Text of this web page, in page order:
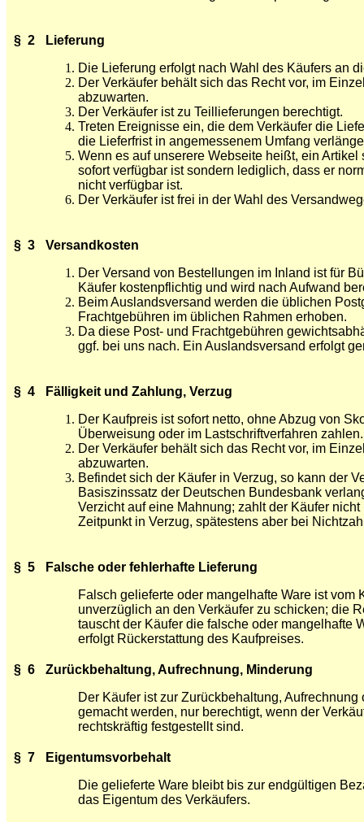
§ 2
Lieferung
Die Lieferung erfolgt nach Wahl des Käufers an
Der Verkäufer behält sich das Recht vor, im
abzuwarten.
Der Verkäufer ist zu Teillieferungen berechtigt.
Treten Ereignisse ein, die dem Verkäufer die
die Lieferfrist in angemessenem Umfang
Wenn es auf unserere Webseite heißt, ein
sofort verfügbar ist sondern lediglich, dass er
nicht verfügbar ist.
Der Verkäufer ist frei in der Wahl des
§ 3
Versandkosten
Der Versand von Bestellungen im Inland ist für
Käufer kostenpflichtig und wird nach Aufwand
Beim Auslandsversand werden die üblichen
Frachtgebühren im üblichen Rahmen erhoben.
Da diese Post- und Frachtgebühren
ggf. bei uns nach. Ein Auslandsversand erfolgt
§ 4
Fälligkeit und Zahlung, Verzug
Der Kaufpreis ist sofort netto, ohne Abzug von
Überweisung oder im Lastschriftverfahren zahlen.
Der Verkäufer behält sich das Recht vor, im
abzuwarten.
Befindet sich der Käufer in Verzug, so kann der
Basiszinssatz der Deutschen Bundesbank
Verzicht auf eine Mahnung; zahlt der Käufer
Zeitpunkt in Verzug, spätestens aber bei
§ 5
Falsche oder fehlerhafte Lieferung
Falsch gelieferte oder mangelhafte Ware ist
unverzüglich an den Verkäufer zu schicken; die
tauscht der Käufer die falsche oder mangelhafte
erfolgt Rückerstattung des Kaufpreises.
§ 6
Zurückbehaltung, Aufrechnung, Minderung
Der Käufer ist zur Zurückbehaltung,
gemacht werden, nur berechtigt, wenn der
rechtskräftig festgestellt sind.
§ 7
Eigentumsvorbehalt
Die gelieferte Ware bleibt bis zur endgültigen
das Eigentum des Verkäufers.